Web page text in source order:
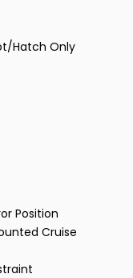
Hatch Only
Position
Cruise